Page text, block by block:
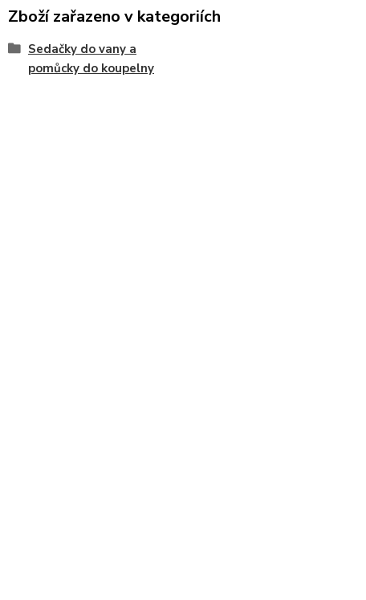
Zboží zařazeno v kategoriích
Sedačky do vany a
pomůcky do koupelny